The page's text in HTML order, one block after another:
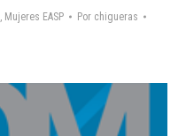
Mujeres EASP Por chigueras